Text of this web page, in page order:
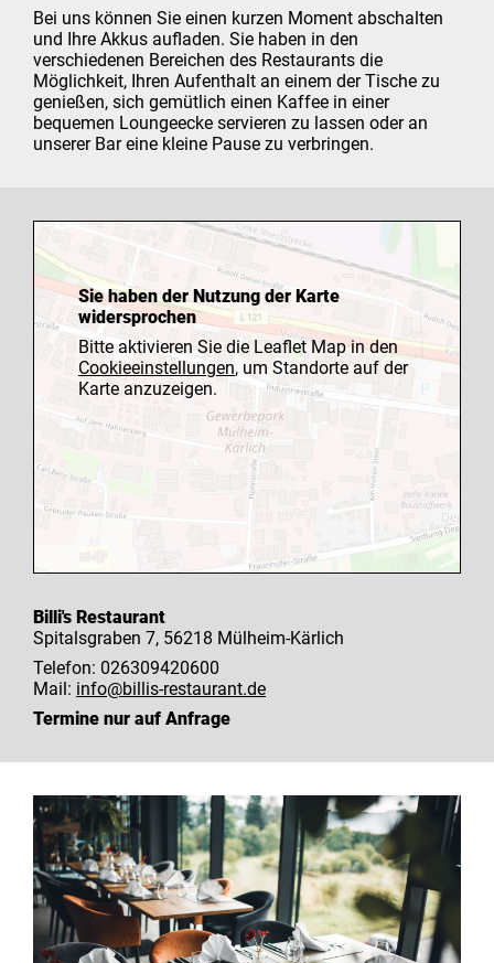
Bei uns können Sie einen kurzen Moment abschalten
und Ihre Akkus aufladen. Sie haben in den
verschiedenen Bereichen des Restaurants die
Möglichkeit, Ihren Aufenthalt an einem der Tische zu
genießen, sich gemütlich einen Kaffee in einer
bequemen Loungeecke servieren zu lassen oder an
unserer Bar eine kleine Pause zu verbringen.
Sie haben der Nutzung der Karte
widersprochen
Bitte aktivieren Sie die Leaflet Map in den
Cookieeinstellungen, um Standorte auf der
Karte anzuzeigen.
Billi's Restaurant
Spitalsgraben 7, 56218 Mülheim-Kärlich
Telefon: 026309420600
Mail: info@billis-restaurant.de
Termine nur auf Anfrage